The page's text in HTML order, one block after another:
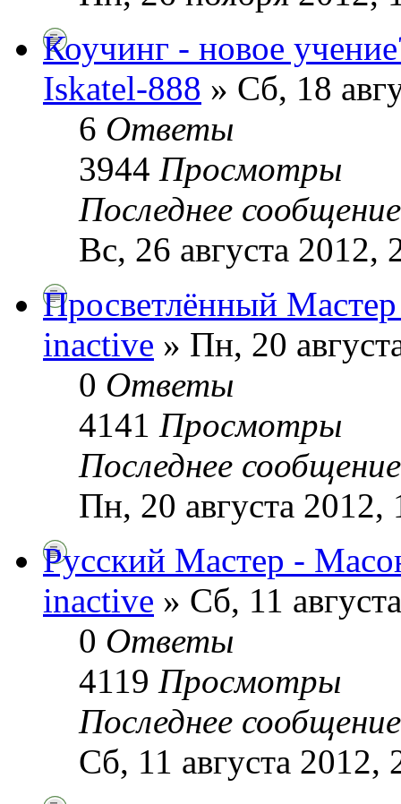
Коучинг - новое
Iskatel-888 » Сб, 18
6 Ответы
3944 Просмотры
Последнее
Вс, 26 августа 2012,
Просветлённый
inactive » Пн, 20
0 Ответы
4141 Просмотры
Последнее
Пн, 20 августа 2012,
Русский Мастер -
inactive » Сб, 11
0 Ответы
4119 Просмотры
Последнее
Сб, 11 августа 2012,